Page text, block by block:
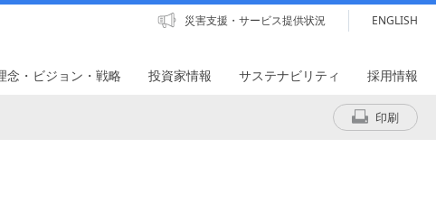
災害支援・サービス提供状況 ENGLISH
念・ビジョン・戦略 投資家情報 サステナビリティ 採用情報
印刷